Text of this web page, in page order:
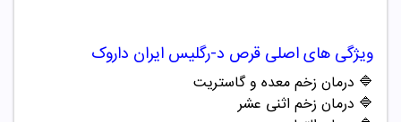
ویژگی های اصلی قرص د-رگلیس ایران داروک
🔷 درمان زخم معده و گاستریت
🔷 درمان زخم اثنی عشر